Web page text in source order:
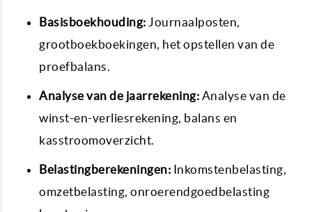
Basisboekhouding: Journaalposten,
grootboekboekingen, het opstellen van de
proefbalans.
Analyse van de jaarrekening: Analyse van de
winst-en-verliesrekening, balans en
kasstroomoverzicht.
Belastingberekeningen: Inkomstenbelasting,
omzetbelasting, onroerendgoedbelasting